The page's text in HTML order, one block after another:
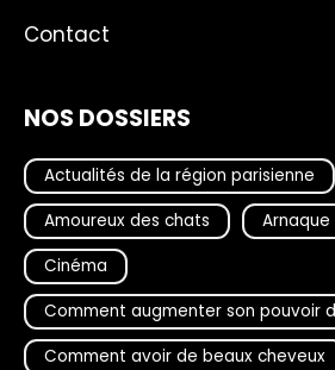
Contact
NOS DOSSIERS
Actualités de la région parisienne
Amoureux des chats
Arnaque
Cinéma
Comment augmenter son pouvoir
Comment avoir de beaux cheveux